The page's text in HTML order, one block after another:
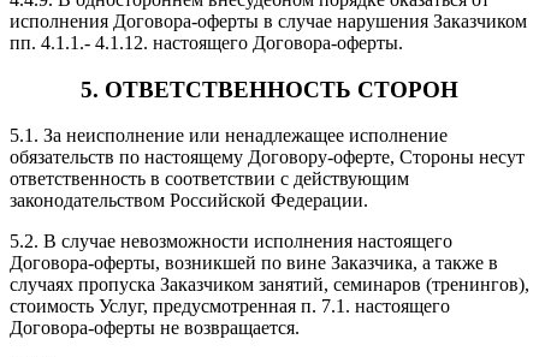
исполнения Договора-оферты в случае нарушения Заказчиком
пп. 4.1.1.- 4.1.12. настоящего Договора-оферты.
5. ОТВЕТСТВЕННОСТЬ СТОРОН
5.1. За неисполнение или ненадлежащее исполнение
обязательств по настоящему Договору-оферте, Стороны несут
ответственность в соответствии с действующим
законодательством Российской Федерации.
5.2. В случае невозможности исполнения настоящего
Договора-оферты, возникшей по вине Заказчика, а также в
случаях пропуска Заказчиком занятий, семинаров (тренингов),
стоимость Услуг, предусмотренная п. 7.1. настоящего
Договора-оферты не возвращается.